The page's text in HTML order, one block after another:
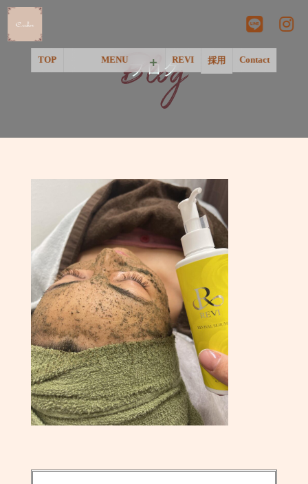
TOP MENU
＜一覧＞
＜脱毛＞
＜アートメイク&美肌点滴＞
REVI 採用 Contact
Blog
ブログ